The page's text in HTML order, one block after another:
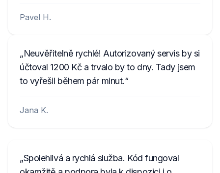
Pavel H.
Neuvěřitelně rychlé! Autorizovaný servis by si
účtoval 1200 Kč a trvalo by to dny. Tady jsem
to vyřešil během pár minut.
Jana K.
Spolehlivá a rychlá služba. Kód fungoval